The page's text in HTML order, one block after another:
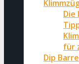
Die
für
Dip